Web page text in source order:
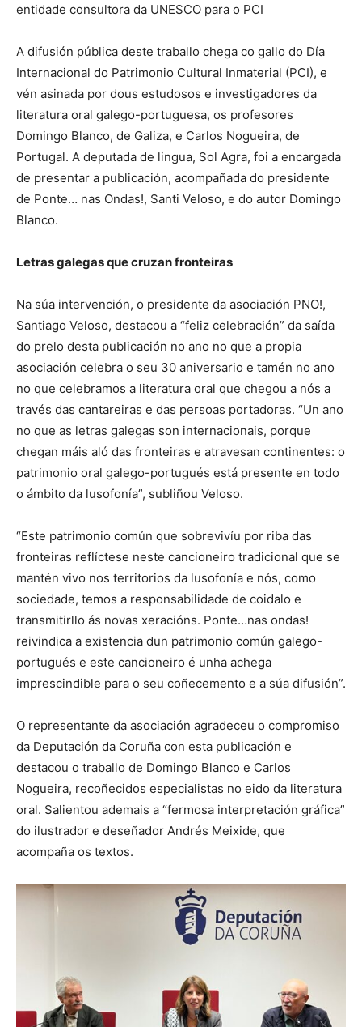
entidade consultora da UNESCO para o PCI
A difusión pública deste traballo chega co gallo do Día
Internacional do Patrimonio Cultural Inmaterial (PCI), e
vén asinada por dous estudosos e investigadores da
literatura oral galego-portuguesa, os profesores
Domingo Blanco, de Galiza, e Carlos Nogueira, de
Portugal. A deputada de lingua, Sol Agra, foi a encargada
de presentar a publicación, acompañada do presidente
de Ponte… nas Ondas!, Santi Veloso, e do autor Domingo
Blanco.
Letras galegas que cruzan fronteiras
Na súa intervención, o presidente da asociación PNO!,
Santiago Veloso, destacou a “feliz celebración” da saída
do prelo desta publicación no ano no que a propia
asociación celebra o seu 30 aniversario e tamén no ano
no que celebramos a literatura oral que chegou a nós a
través das cantareiras e das persoas portadoras. “Un ano
no que as letras galegas son internacionais, porque
chegan máis aló das fronteiras e atravesan continentes: o
patrimonio oral galego-portugués está presente en todo
o ámbito da lusofonía”, subliñou Veloso.
“Este patrimonio común que sobrevivíu por riba das
fronteiras reflíctese neste cancioneiro tradicional que se
mantén vivo nos territorios da lusofonía e nós, como
sociedade, temos a responsabilidade de coidalo e
transmitirllo ás novas xeracións. Ponte…nas ondas!
reivindica a existencia dun patrimonio común galego-
portugués e este cancioneiro é unha achega
imprescindible para o seu coñecemento e a súa difusión”.
O representante da asociación agradeceu o compromiso
da Deputación da Coruña con esta publicación e
destacou o traballo de Domingo Blanco e Carlos
Nogueira, recoñecidos especialistas no eido da literatura
oral. Salientou ademais a “fermosa interpretación gráfica”
do ilustrador e deseñador Andrés Meixide, que
acompaña os textos.